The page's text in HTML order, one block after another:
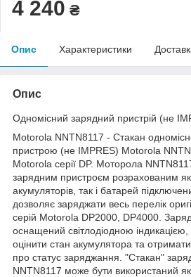
4 240 ₴
Опис Характеристики
Опис
Одномісний зарядний пристрій (не
Motorola NNTN8117 - Стакан
пристрою (не IMPRES) Motorola
Motorola серії DP. Моторола
зарядним пристроєм розрахованим
акумуляторів, так і батарей
дозволяє заряджати весь перелік
серій Motorola DP2000, DP4000.
оснащений світлодіодною
оцінити стан акумулятора та
про статус заряджання. "Стакан"
NNTN8117 може бути використаний